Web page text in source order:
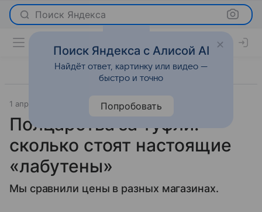
Поиск Яндекса
1 апреля 2016
Полцарства за туфли:
сколько стоят настоящие
«лабутены»
Мы сравнили цены в разных магазинах.
Поиск Яндекса с Алисой AI
Найдёт ответ, картинку или видео —
быстро и точно
Попробовать